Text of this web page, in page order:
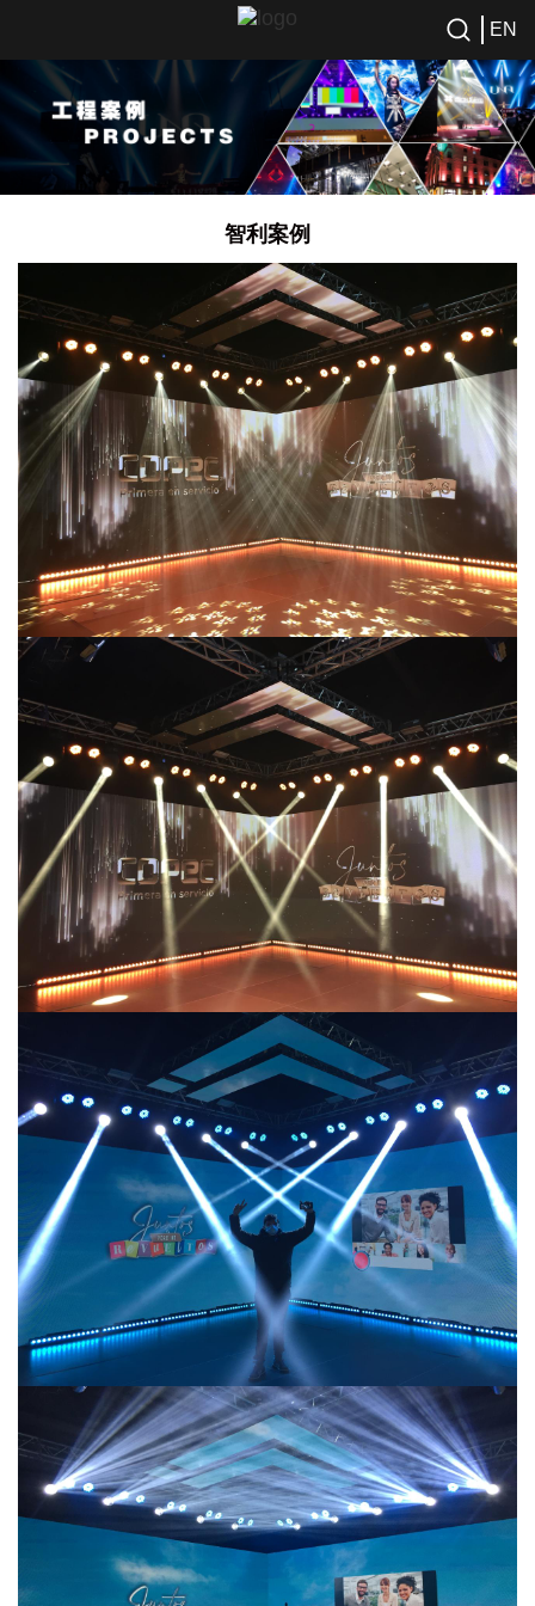
EN
智利案例